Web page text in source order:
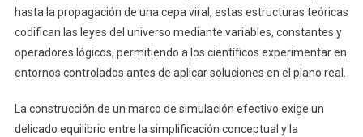
hasta la propagación de una cepa viral, estas estructuras teóricas
codifican las leyes del universo mediante variables, constantes y
operadores lógicos, permitiendo a los científicos experimentar en
entornos controlados antes de aplicar soluciones en el plano real.
La construcción de un marco de simulación efectivo exige un
delicado equilibrio entre la simplificación conceptual y la